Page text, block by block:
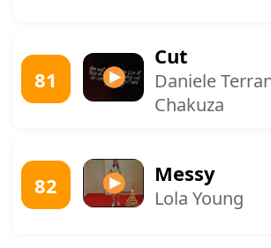
81
Cut
Daniele
Chakuza
82 Messy
Lola Young